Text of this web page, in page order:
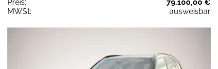
Preis:
79.100,00 €
MWSt:
ausweisbar